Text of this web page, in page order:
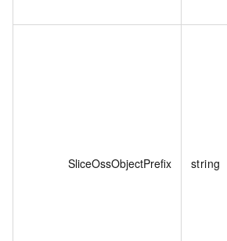
SliceOssObjectPrefix string